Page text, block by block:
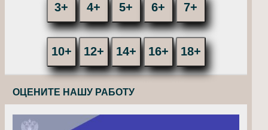
3+ 4+ 5+ 6+ 7+
10+ 12+ 14+ 16+ 18+
ОЦЕНИТЕ НАШУ РАБОТУ